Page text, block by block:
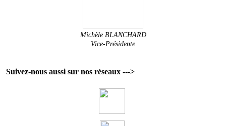
Michèle BLANCHARD
Vice-Présidente
Suivez-nous aussi sur nos réseaux --->